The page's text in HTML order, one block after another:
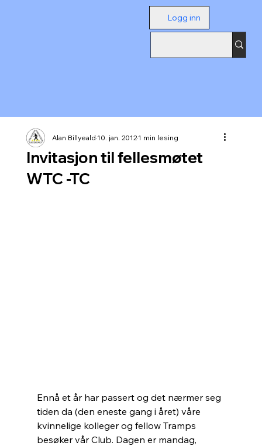
Logg inn
Invitasjon til fellesmøtet
WTC -TC
Alan Billyeald10. jan. 20121 min lesing
Ennå et år har passert og det nærmer seg
tiden da (den eneste gang i året) våre
kvinnelige kolleger og fellow Tramps
besøker vår Club. Dagen er mandag,